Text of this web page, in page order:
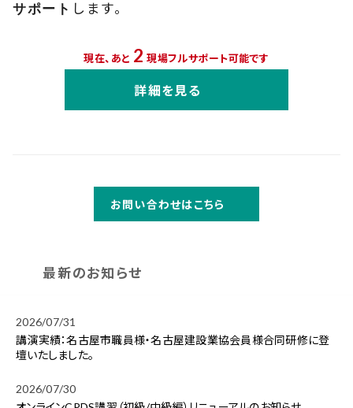
サポート します。
現在、あと 2 現場フルサポート可能です
詳細を見る
お問い合わせはこちら
最新のお知らせ
2026/07/31
講演実績：名古屋市職員様・名古屋建設業協会員様合同研修に登
壇いたしました。
2026/07/30